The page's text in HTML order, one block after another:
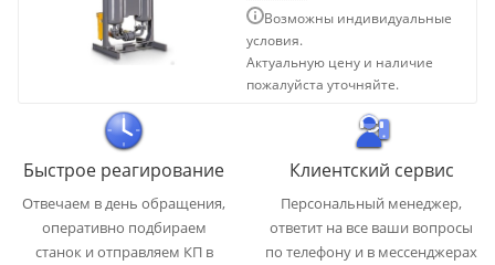
Возможны индивидуальные
условия.
Актуальную цену и наличие
пожалуйста уточняйте.
Быстрое реагирование
Отвечаем в день обращения,
оперативно подбираем
станок и отправляем КП в
Клиентский сервис
Персональный менеджер,
ответит на все ваши вопросы
по телефону и в мессенджерах